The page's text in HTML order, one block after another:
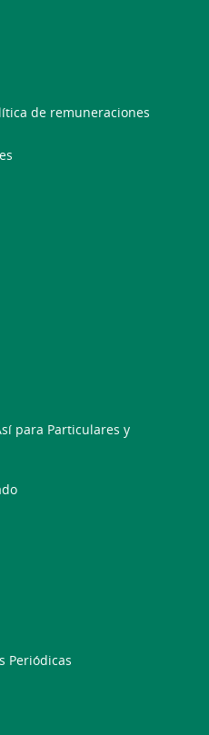
de remuneraciones
para Particulares y
Periódicas